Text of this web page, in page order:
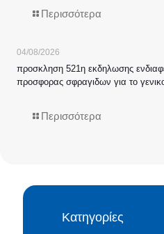
Περισσότερα
04/08/2026
προσκληση 521η εκδηλωσης
προσφορας σφραγιδων για το
Περισσότερα
Κατηγορίες